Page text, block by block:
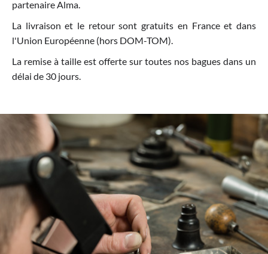
partenaire Alma.
La livraison et le retour sont gratuits en France et dans
l'Union Européenne (hors DOM-TOM).
La remise à taille est offerte sur toutes nos bagues dans un
délai de 30 jours.